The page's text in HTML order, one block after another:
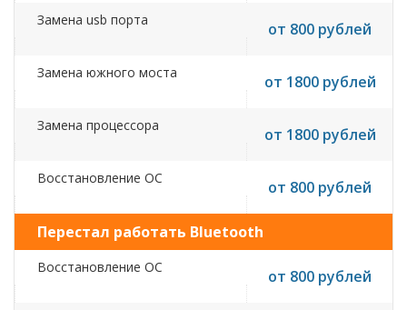
Замена usb порта от 800 рублей
Замена южного моста от 1800 рублей
Замена процессора от 1800 рублей
Восстановление ОС от 800 рублей
Перестал работать Bluetooth
Восстановление ОС от 800 рублей